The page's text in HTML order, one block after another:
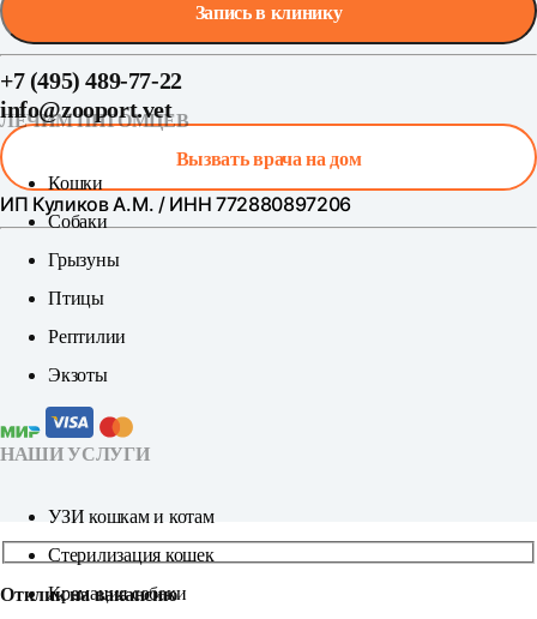
Запись в клинику
+7 (495) 489-77-22
info@zooport.vet
Вызвать врача на дом
ИП Куликов А.М. / ИНН 772880897206
ЛЕЧИМ ПИТОМЦЕВ
Кошки
Собаки
Грызуны
Птицы
Рептилии
Экзоты
НАШИ УСЛУГИ
УЗИ кошкам и котам
Стерилизация кошек
Кремация собаки
Отклик на вакансию